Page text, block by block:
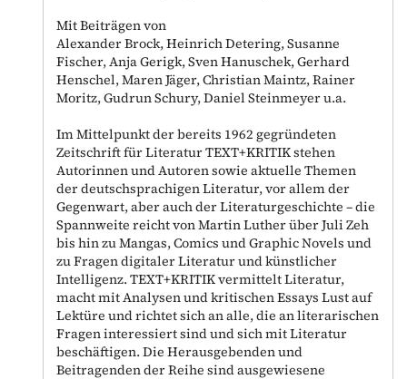
Mit Beiträgen von
Alexander Brock, Heinrich Detering, Susanne
Fischer, Anja Gerigk, Sven Hanuschek, Gerhard
Henschel, Maren Jäger, Christian Maintz, Rainer
Moritz, Gudrun Schury, Daniel Steinmeyer u.a.
Im Mittelpunkt der bereits 1962 gegründeten
Zeitschrift für Literatur TEXT+KRITIK stehen
Autorinnen und Autoren sowie aktuelle Themen
der deutschsprachigen Literatur, vor allem der
Gegenwart, aber auch der Literaturgeschichte – die
Spannweite reicht von Martin Luther über Juli Zeh
bis hin zu Mangas, Comics und Graphic Novels und
zu Fragen digitaler Literatur und künstlicher
Intelligenz. TEXT+KRITIK vermittelt Literatur,
macht mit Analysen und kritischen Essays Lust auf
Lektüre und richtet sich an alle, die an literarischen
Fragen interessiert sind und sich mit Literatur
beschäftigen. Die Herausgebenden und
Beitragenden der Reihe sind ausgewiesene